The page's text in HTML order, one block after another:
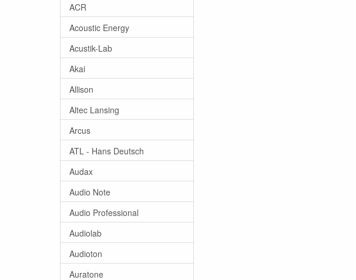
ACR
Acoustic Energy
Acustik-Lab
Akai
Allison
Altec Lansing
Arcus
ATL - Hans Deutsch
Audax
Audio Note
Audio Professional
Audiolab
Audioton
Auratone